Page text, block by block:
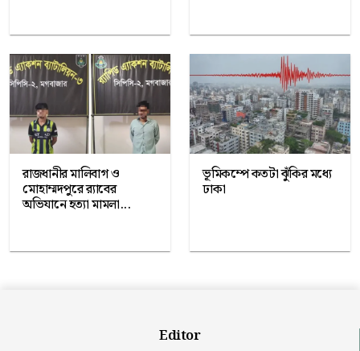
রাজধানীর মালিবাগ ও
মোহাম্মদপুরে র‍্যাবের
অভিযানে হত্যা মামলা...
ভূমিকম্পে কতটা ঝুঁকির মধ্যে
ঢাকা
Editor